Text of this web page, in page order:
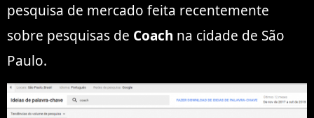
pesquisa de mercado feita recentemente
sobre pesquisas de Coach na cidade de São
Paulo.